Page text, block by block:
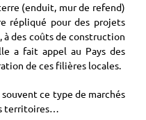
(enduit, mur de refend)
répliqué pour des projets
à des coûts de construction
a fait appel au Pays des
de ces filières locales.
ce type de marchés
territoires…